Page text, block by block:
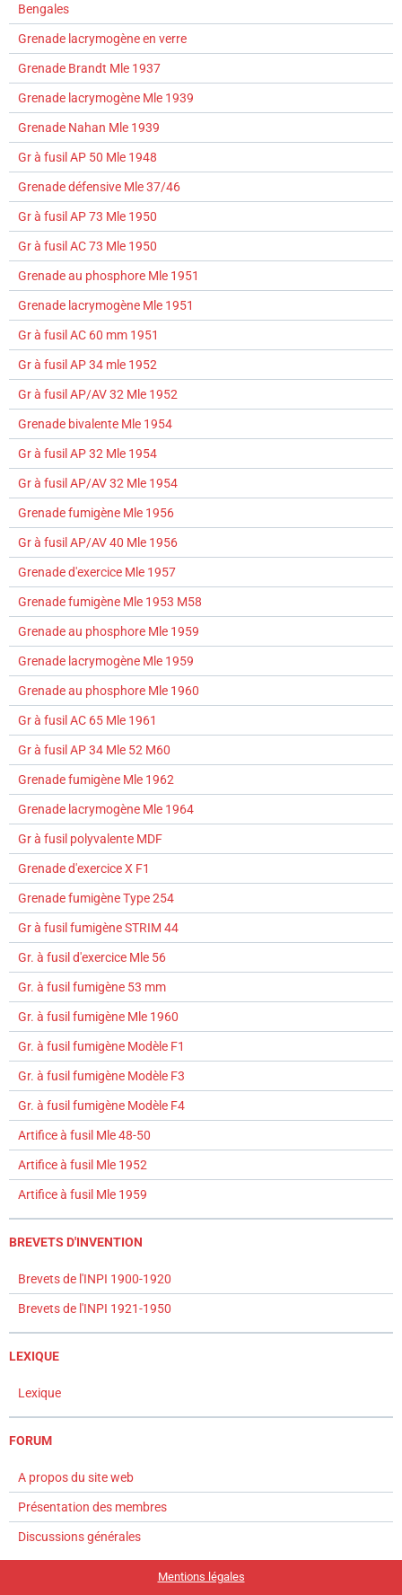
Bengales
Grenade lacrymogène en verre
Grenade Brandt Mle 1937
Grenade lacrymogène Mle 1939
Grenade Nahan Mle 1939
Gr à fusil AP 50 Mle 1948
Grenade défensive Mle 37/46
Gr à fusil AP 73 Mle 1950
Gr à fusil AC 73 Mle 1950
Grenade au phosphore Mle 1951
Grenade lacrymogène Mle 1951
Gr à fusil AC 60 mm 1951
Gr à fusil AP 34 mle 1952
Gr à fusil AP/AV 32 Mle 1952
Grenade bivalente Mle 1954
Gr à fusil AP 32 Mle 1954
Gr à fusil AP/AV 32 Mle 1954
Grenade fumigène Mle 1956
Gr à fusil AP/AV 40 Mle 1956
Grenade d'exercice Mle 1957
Grenade fumigène Mle 1953 M58
Grenade au phosphore Mle 1959
Grenade lacrymogène Mle 1959
Grenade au phosphore Mle 1960
Gr à fusil AC 65 Mle 1961
Gr à fusil AP 34 Mle 52 M60
Grenade fumigène Mle 1962
Grenade lacrymogène Mle 1964
Gr à fusil polyvalente MDF
Grenade d'exercice X F1
Grenade fumigène Type 254
Gr à fusil fumigène STRIM 44
Gr. à fusil d'exercice Mle 56
Gr. à fusil fumigène 53 mm
Gr. à fusil fumigène Mle 1960
Gr. à fusil fumigène Modèle F1
Gr. à fusil fumigène Modèle F3
Gr. à fusil fumigène Modèle F4
Artifice à fusil Mle 48-50
Artifice à fusil Mle 1952
Artifice à fusil Mle 1959
BREVETS D'INVENTION
Brevets de l'INPI 1900-1920
Brevets de l'INPI 1921-1950
LEXIQUE
Lexique
FORUM
A propos du site web
Présentation des membres
Discussions générales
Mentions légales